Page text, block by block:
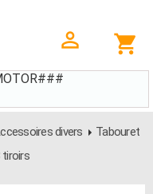
divers
Tabouret
tiroirs